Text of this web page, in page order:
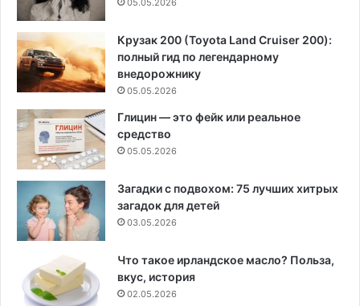
05.05.2026
Крузак 200 (Toyota Land Cruiser 200):
полный гид по легендарному
внедорожнику
05.05.2026
Глицин — это фейк или реальное
средство
05.05.2026
Загадки с подвохом: 75 лучших хитрых
загадок для детей
03.05.2026
Что такое ирландское масло? Польза,
вкус, история
02.05.2026